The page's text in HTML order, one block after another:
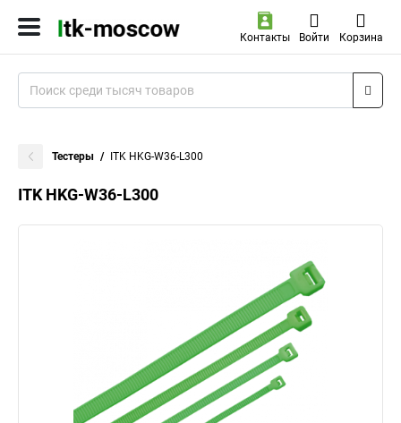
Контакты Войти Корзина
Тестеры ITK HKG-W36-L300
ITK HKG-W36-L300